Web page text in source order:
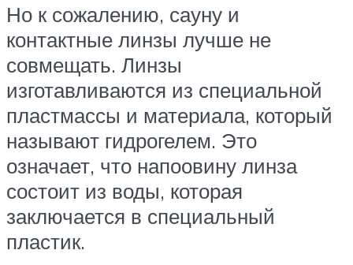
Но к сожалению, сауну и
контактные линзы лучше не
совмещать. Линзы
изготавливаются из специальной
пластмассы и материала, который
называют гидрогелем. Это
означает, что напоовину линза
состоит из воды, которая
заключается в специальный
пластик.